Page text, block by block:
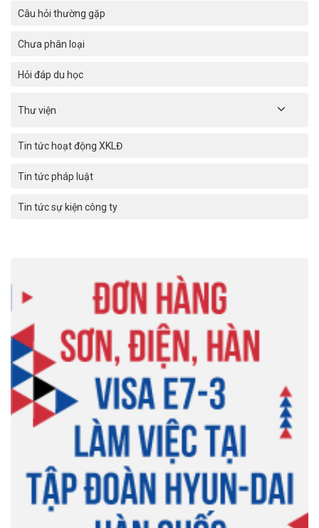
Câu hỏi thường gặp
Chưa phân loại
Hỏi đáp du học
Thư viện
Tin tức hoạt động XKLĐ
Tin tức pháp luật
Tin tức sự kiện công ty